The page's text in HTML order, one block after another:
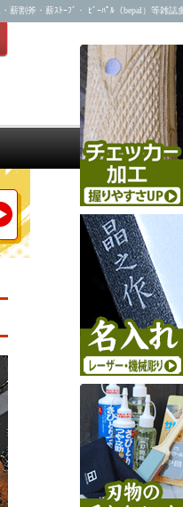
割斧・薪ｽﾄｰﾌﾞ・ ﾋﾞｰﾊﾟﾙ（bepal）等雑誌